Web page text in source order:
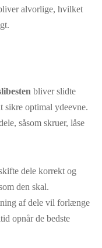
alvorlige, hvilket
bliver slidte
sikre optimal ydeevne.
såsom skruer, låse
dele korrekt og
den skal.
af dele vil forlænge
opnår de bedste